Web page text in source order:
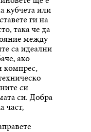
кубчета или
ги на
така че да
между
са идеални
ако
компрес,
си
си. Добра
част,